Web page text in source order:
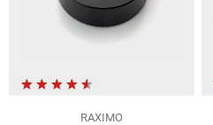
RAXIMO